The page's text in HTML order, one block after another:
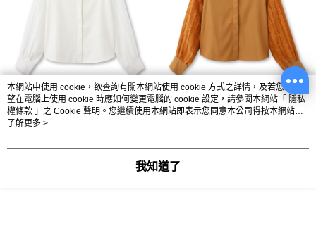
本網站中使用 cookie，欲查詢有關本網站使用 cookie 方式之詳情，及若您不希
望在電腦上使用 cookie 時應如何變更電腦的 cookie 設定，請參閱本網站「 隱私
權條款 」之 Cookie 聲明。您繼續使用本網站即表示您同意本公司得按本網站使
用條款之 Cookie 聲明使用 cookie。
了解更多 >
我知道了